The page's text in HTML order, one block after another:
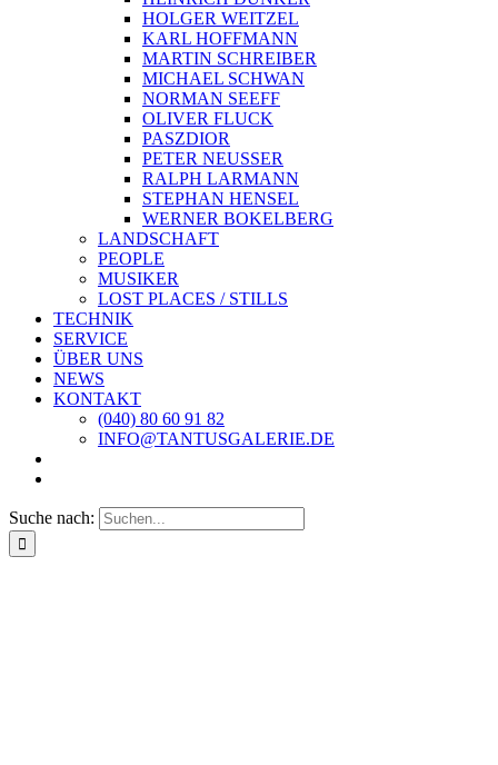
HOLGER WEITZEL
KARL HOFFMANN
MARTIN SCHREIBER
MICHAEL SCHWAN
NORMAN SEEFF
OLIVER FLUCK
PASZDIOR
PETER NEUSSER
RALPH LARMANN
STEPHAN HENSEL
WERNER BOKELBERG
LANDSCHAFT
PEOPLE
MUSIKER
LOST PLACES / STILLS
TECHNIK
SERVICE
ÜBER UNS
NEWS
KONTAKT
(040) 80 60 91 82
INFO@TANTUSGALERIE.DE
Suche nach: